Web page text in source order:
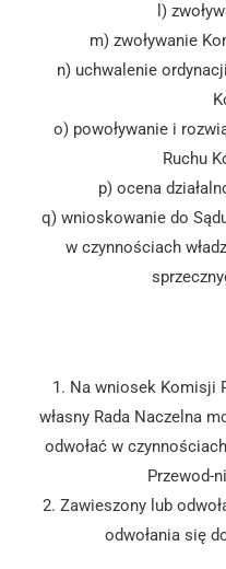
l)
m) zwoływanie
n) uchwalenie
o) powoływanie i
Ruchu
p) ocena
q) wnioskowanie do
w czynnościach
1. Na wniosek Komisji
własny Rada Naczelna
odwołać w
Przewod-
2. Zawieszony lub
odwołania się